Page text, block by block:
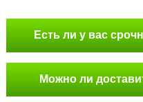
Есть ли у вас
Можно ли